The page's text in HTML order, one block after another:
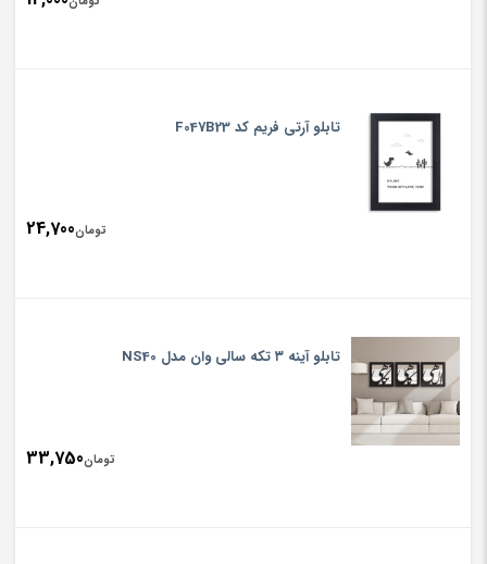
تابلو آرتی فریم کد F047B23
تومان24,700
تابلو آینه ۳ تکه سالی وان مدل NS40
تومان33,750